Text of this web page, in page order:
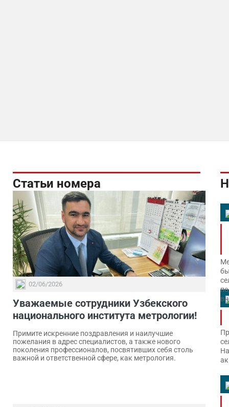
Статьи номера
02/06/2026
Уважаемые сотрудники Узбекского
национального института метрологии!
Примите искренние поздравления и наилучшие
пожелания в адрес специалистов, а также нового
поколения профессионалов, посвятивших себя столь
важной и ответственной сфере, как метрология.